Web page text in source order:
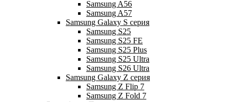
Samsung A56
Samsung A57
Samsung Galaxy S серия
Samsung S25
Samsung S25 FE
Samsung S25 Plus
Samsung S25 Ultra
Samsung S26 Ultra
Samsung Galaxy Z серия
Samsung Z Flip 7
Samsung Z Fold 7